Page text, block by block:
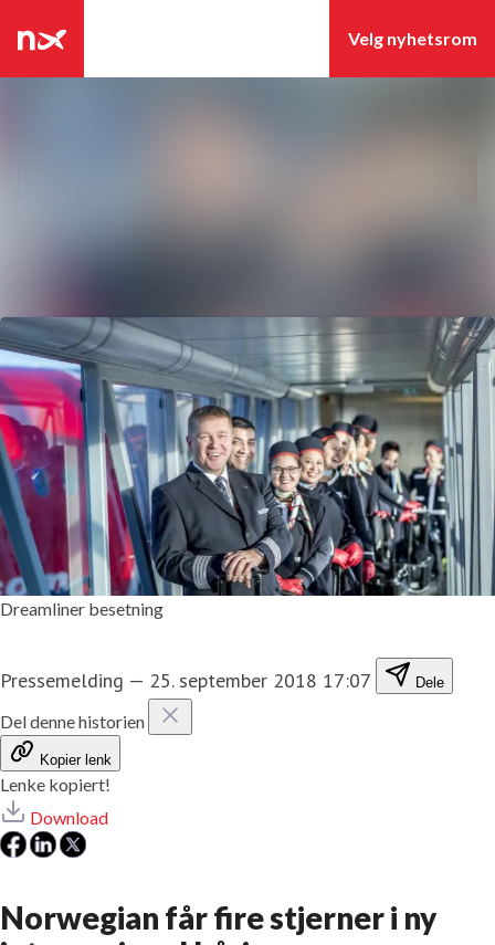
Dreamliner besetning
Pressemelding — 25. september 2018 17:07 Dele
Del denne historien
Kopier lenk
Lenke kopiert!
Download
Norwegian får fire stjerner i ny